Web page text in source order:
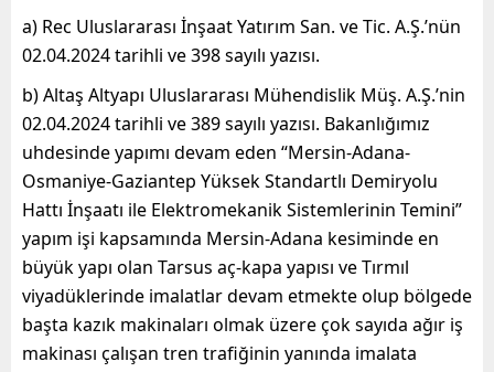
a) Rec Uluslararası İnşaat Yatırım San. ve Tic. A.Ş.’nün
02.04.2024 tarihli ve 398 sayılı yazısı.
b) Altaş Altyapı Uluslararası Mühendislik Müş. A.Ş.’nin
02.04.2024 tarihli ve 389 sayılı yazısı. Bakanlığımız
uhdesinde yapımı devam eden “Mersin-Adana-
Osmaniye-Gaziantep Yüksek Standartlı Demiryolu
Hattı İnşaatı ile Elektromekanik Sistemlerinin Temini”
yapım işi kapsamında Mersin-Adana kesiminde en
büyük yapı olan Tarsus aç-kapa yapısı ve Tırmıl
viyadüklerinde imalatlar devam etmekte olup bölgede
başta kazık makinaları olmak üzere çok sayıda ağır iş
makinası çalışan tren trafiğinin yanında imalata